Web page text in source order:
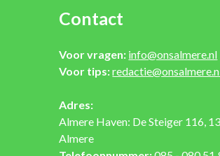
Contact
Voor vragen: info@onsalmere.nl
Voor tips:
Adres:
Almere Haven: De Steiger 116,
Almere